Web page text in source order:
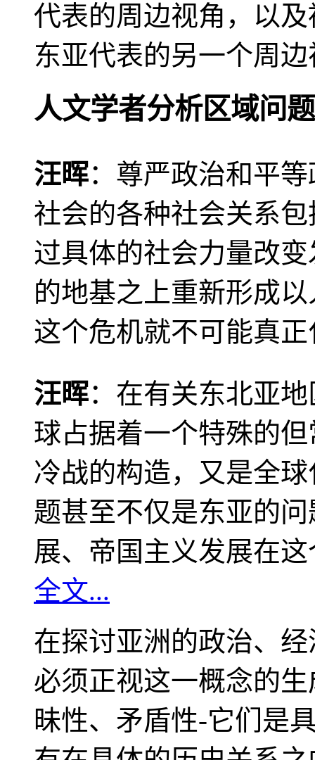
代表的周边视角，以
东亚代表的另一个周
人文学者分析区域问题
汪晖：尊严政治和平
社会的各种社会关系
过具体的社会力量改
的地基之上重新形成
这个危机就不可能真
汪晖：在有关东北亚
球占据着一个特殊的
冷战的构造，又是全
题甚至不仅是东亚的
展、帝国主义发展在
全文...
在探讨亚洲的政治、
必须正视这一概念的
昧性、矛盾性-它们是